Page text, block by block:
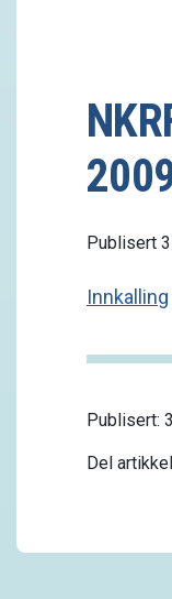
Publisert
Innkalling
Publisert:
Del